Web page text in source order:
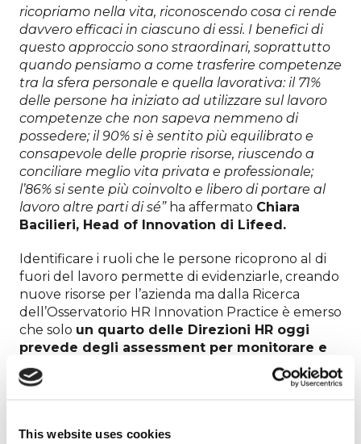
This website uses cookies
ricopriamo nella vita, riconoscendo cosa ci rende
davvero efficaci in ciascuno di essi. I benefici di
questo approccio sono straordinari, soprattutto
quando pensiamo a come trasferire competenze
tra la sfera personale e quella lavorativa: il 71%
delle persone ha iniziato ad utilizzare sul lavoro
competenze che non sapeva nemmeno di
possedere; il 90% si è sentito più equilibrato e
consapevole delle proprie risorse, riuscendo a
conciliare meglio vita privata e professionale;
l’86% si sente più coinvolto e libero di portare al
lavoro altre parti di sé” ha affermato Chiara
Bacilieri, Head of Innovation di Lifeed.
Identificare i ruoli che le persone ricoprono al di
fuori del lavoro permette di evidenziarle, creando
nuove risorse per l’azienda ma dalla Ricerca
dell’Osservatorio HR Innovation Practice è emerso
che solo un quarto delle Direzioni HR oggi
prevede degli assessment per monitorare e
mappare le competenze nascoste dei propri
collaboratori.
dall’Osservatorio evidenzia che